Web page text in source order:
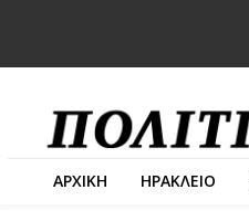
ΑΡΧΙΚΗ ΗΡΑΚΛΕΙΟ